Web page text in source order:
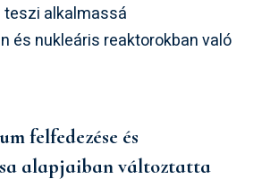
teszi alkalmassá
és nukleáris reaktorokban való
felfedezése és
alapjaiban változtatta